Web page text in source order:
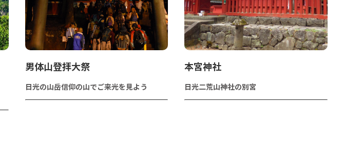
男体山登拝大祭
日光の山岳信仰の山でご来光を見よう
本宮神社
日光二荒山神社の別宮